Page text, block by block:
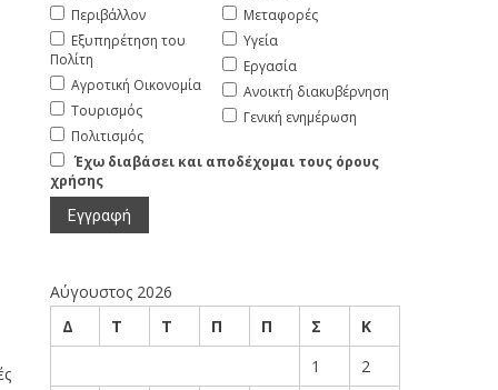
Περιβάλλον
Εξυπηρέτηση του
Πολίτη
Αγροτική Οικονομία
Τουρισμός
Πολιτισμός
Μεταφορές
Υγεία
Εργασία
Ανοικτή διακυβέρνηση
Γενική ενημέρωση
Έχω διαβάσει και αποδέχομαι τους όρους
χρήσης
Αύγουστος 2026
Δ
Τ Τ Π Π Σ
Κ
1
2